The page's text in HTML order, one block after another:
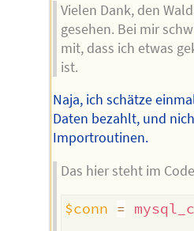
Vielen Dank, den
gesehen. Bei mir
mit, dass ich etwas
ist.
Naja, ich schätze
Daten bezahlt, und
Importroutinen.
Das hier steht im
$conn =